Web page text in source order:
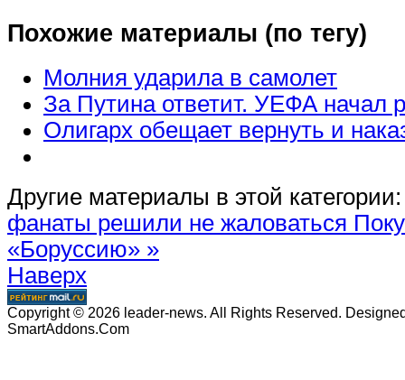
Похожие материалы (по тегу)
Молния ударила в самолет
За Путина ответит. УЕФА начал
Олигарх обещает вернуть и
Другие материалы в этой категории:
фанаты решили не жаловаться
«Боруссию» »
Наверх
Copyright © 2026 leader-news. All Rights Reserved.
SmartAddons.Com